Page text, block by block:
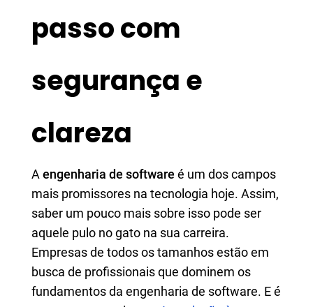
passo com
segurança e
clareza
A engenharia de software é um dos campos
mais promissores na tecnologia hoje. Assim,
saber um pouco mais sobre isso pode ser
aquele pulo no gato na sua carreira.
Empresas de todos os tamanhos estão em
busca de profissionais que dominem os
fundamentos da engenharia de software. E é